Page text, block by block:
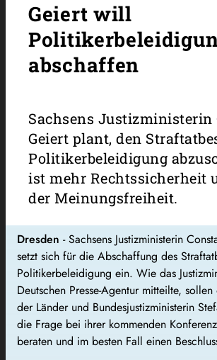
Geiert will
abschaffen
Sachsens Justizministerin
Geiert plant, den
Politikerbeleidigung
ist mehr Rechtssicherheit
der Meinungsfreiheit.
Dresden - Sachsens Justizministerin
setzt sich für die Abschaffung des
Politikerbeleidigung ein. Wie das
Deutschen Presse-Agentur mitteilte, sollen
der Länder und Bundesjustizministerin
die Frage bei ihrer kommenden
beraten und im besten Fall einen